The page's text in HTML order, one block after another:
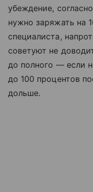
убеждение,
нужно заряжать на
специалиста,
советуют не
до полного — если
до 100 процентов
дольше.